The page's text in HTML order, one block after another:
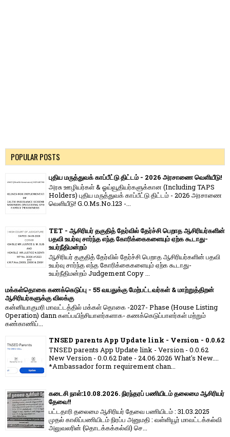
POPULAR POSTS
புதிய மருத்துவக் காப்பீட்டு திட்டம் - 2026 அரசாணை வெளியீடு!
அரசு ஊழியர்கள் & ஓய்வூதியர்களுக்கான (Including TAPS
Holders) புதிய மருத்துவக் காப்பீட்டு திட்டம் - 2026 அரசாணை
வெளியீடு! G.O.Ms.No.123 -...
TET - ஆசிரியர் தகுதித் தேர்வில் தேர்ச்சி பெறாத ஆசிரியர்களின்
பதவி உயர்வு சார்ந்த எந்த கோரிக்கைகளையும் ஏற்க கூடாது-
உயர்நீதிமன்றம்
ஆசிரியர் தகுதித் தேர்வில் தேர்ச்சி பெறாத ஆசிரியர்களின் பதவி
உயர்வு சார்ந்த எந்த கோரிக்கைகளையும் ஏற்க கூடாது-
உயர்நீதிமன்றம் Judgement Copy ...
மக்கள்தொகை கணக்கெடுப்பு - 55 வயதுக்கு மேற்பட்டவர்கள் & மாற்றுத்திறன்
ஆசிரியர்களுக்கு விலக்கு
கன்னியாகுமரி மாவட்டத்தில் மக்கள் தொகை -2027- Phase (House Listing
Operation) dann களப்பயிற்சியாளர்களாக- கணக்கெடுப்பாளர்கள் மற்றும்
கண்காணிப்...
TNSED parents App Update link - Version - 0.0.62
TNSED parents App Update link - Version - 0.0.62
New Version - 0.0.62 Date - 24.06.2026 What's New....
*Ambassador form requirement chan...
கடைசி நாள்:10.08.2026. நிரந்தரப் பணியிடம் தலைமை ஆசிரியர்
தேவை!!
பட்டதாரி தலைமை ஆசிரியர் தேவை பணியிடம் : 31.03.2025
முதல் காலிப்பணியிடம் நிரப்ப அனுமதி : வள்ளியூர் மாவட்டக்கல்வி
அலுவலரின் (தொடக்கக்கல்வி) செ...